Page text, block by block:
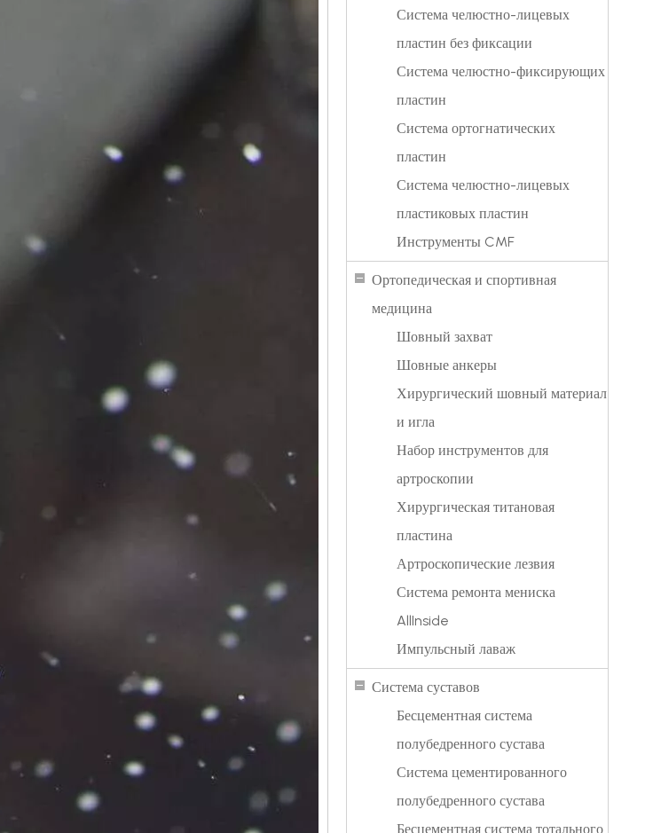
Система челюстно-лицевых
пластин без фиксации
Система челюстно-фиксирующих
пластин
Система ортогнатических
пластин
Система челюстно-лицевых
пластиковых пластин
Инструменты CMF
Ортопедическая и спортивная
медицина
Шовный захват
Шовные анкеры
Хирургический шовный материал
и игла
Набор инструментов для
артроскопии
Хирургическая титановая
пластина
Артроскопические лезвия
Система ремонта мениска
AllInside
Импульсный лаваж
Система суставов
Бесцементная система
полубедренного сустава
Система цементированного
полубедренного сустава
Бесцементная система тотального